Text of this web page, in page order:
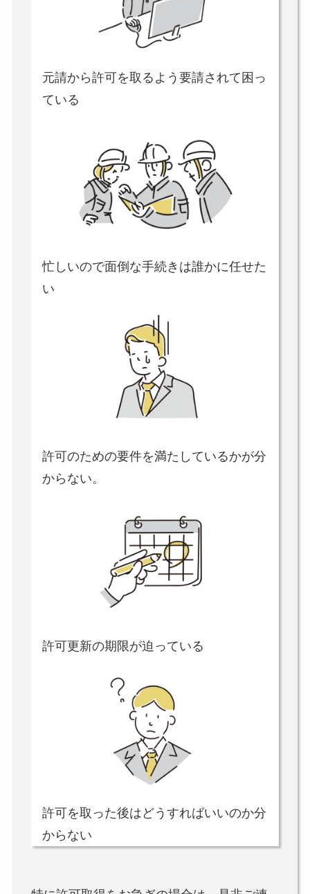
元請から許可を取るよう要請されて困っ
ている
忙しいので面倒な手続きは誰かに任せた
い
許可のための要件を満たしているかが分
からない。
許可更新の期限が迫っている
許可を取った後はどうすればいいのか分
からない